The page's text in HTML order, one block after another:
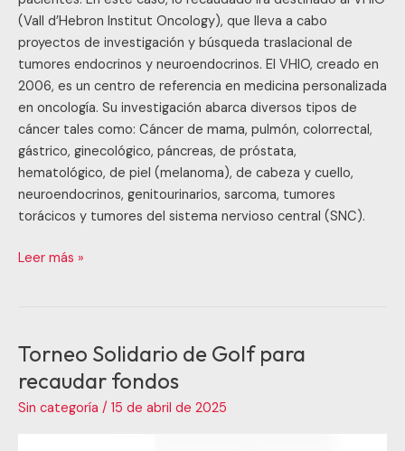
(Vall d’Hebron Institut Oncology), que lleva a cabo
proyectos de investigación y búsqueda traslacional de
tumores endocrinos y neuroendocrinos. El VHIO, creado en
2006, es un centro de referencia en medicina personalizada
en oncología. Su investigación abarca diversos tipos de
cáncer tales como: Cáncer de mama, pulmón, colorrectal,
gástrico, ginecológico, páncreas, de próstata,
hematológico, de piel (melanoma), de cabeza y cuello,
neuroendocrinos, genitourinarios, sarcoma, tumores
torácicos y tumores del sistema nervioso central (SNC).
Leer más »
Torneo Solidario de Golf para
recaudar fondos
Sin categoría / 15 de abril de 2025
Torneo
de
Golf